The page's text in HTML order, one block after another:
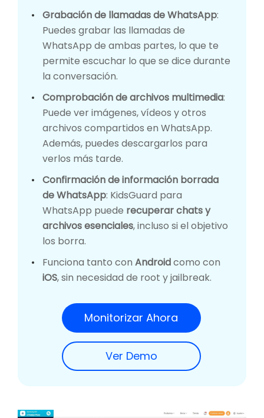
Grabación de llamadas de WhatsApp:
Puedes grabar las llamadas de
WhatsApp de ambas partes, lo que te
permite escuchar lo que se dice durante
la conversación.
Comprobación de archivos multimedia:
Puede ver imágenes, vídeos y otros
archivos compartidos en WhatsApp.
Además, puedes descargarlos para
verlos más tarde.
Confirmación de información borrada
de WhatsApp: KidsGuard para
WhatsApp puede recuperar chats y
archivos esenciales, incluso si el objetivo
los borra.
Funciona tanto con Androidcomo con
iOS, sin necesidad de root y jailbreak.
Monitorizar Ahora
Ver Demo